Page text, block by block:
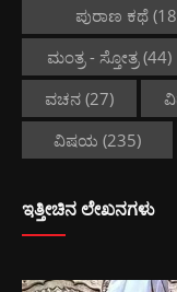
ಪುರಾಣ ಕಥೆ
ಮಂತ್ರ - ಸ್ತೋತ್ರ(44)
ವಚನ(27)
ವಿಷಯ (235)
ಇತ್ತೀಚಿನ ಲೇಖನಗಳು